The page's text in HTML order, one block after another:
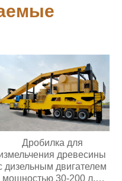
Дробилка для
древесины
дизельным двигателем
мощностью 30-200 л.с.